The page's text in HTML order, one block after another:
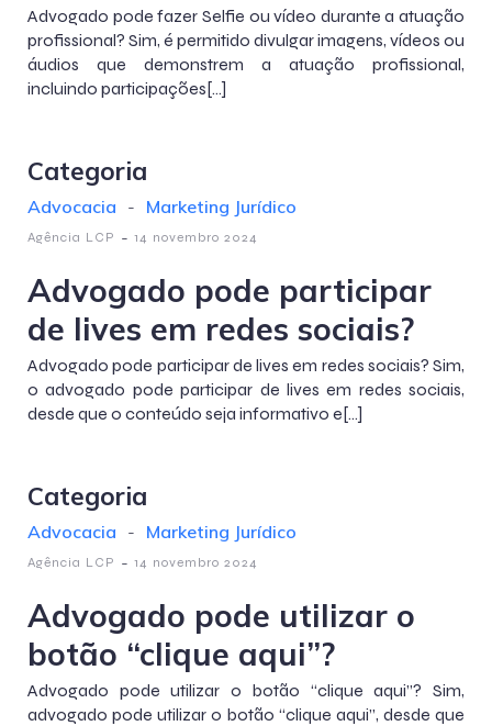
Advogado pode fazer Selfie ou vídeo durante a atuação
profissional? Sim, é permitido divulgar imagens, vídeos ou
áudios que demonstrem a atuação profissional,
incluindo participações[…]
Categoria
Advocacia - Marketing Jurídico
Agência LCP - 14 novembro 2024
Advogado pode participar
de lives em redes sociais?
Advogado pode participar de lives em redes sociais? Sim,
o advogado pode participar de lives em redes sociais,
desde que o conteúdo seja informativo e[…]
Categoria
Advocacia - Marketing Jurídico
Agência LCP - 14 novembro 2024
Advogado pode utilizar o
botão “clique aqui”?
Advogado pode utilizar o botão “clique aqui”? Sim,
advogado pode utilizar o botão “clique aqui”, desde que